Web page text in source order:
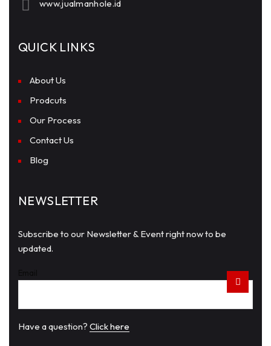
www.jualmanhole.id
QUICK LINKS
About Us
Prodcuts
Our Process
Contact Us
Blog
NEWSLETTER
Subscribe to our Newsletter & Event right now to be
updated.
Have a question? Click here